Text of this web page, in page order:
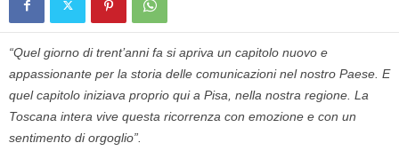
“Quel giorno di trent’anni fa si apriva un capitolo nuovo e
appassionante per la storia delle comunicazioni nel nostro Paese. E
quel capitolo iniziava proprio qui a Pisa, nella nostra regione. La
Toscana intera vive questa ricorrenza con emozione e con un
sentimento di orgoglio”.